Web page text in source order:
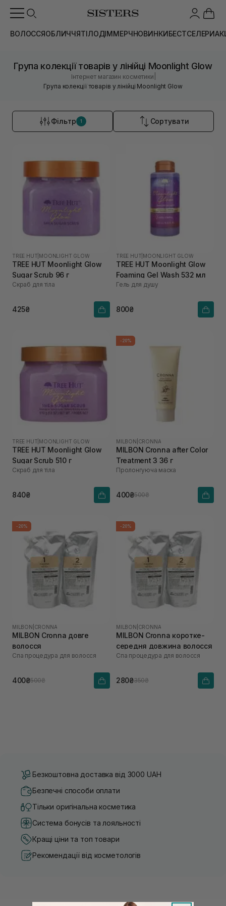
ВОЛОССЯОБЛИЧЧЯТІЛОДІММЕРЧНОВИНКИБЕСТСЕЛЕРИ
Група колекції товарів у лінійці Moonlight Glow
Інтернет магазин косметики
Група колекції товарів у лінійці Moonlight Glow
Фільтр 1 Сортувати
TREE HUT MOONLIGHT GLOW
TREE HUT Moonlight Glow
Sugar Scrub 96 г
Скраб для тіла
425₴
TREE HUT MOONLIGHT GLOW
TREE HUT Moonlight Glow
Foaming Gel Wash 532 мл
Гель для душу
800₴
TREE HUT MOONLIGHT GLOW
TREE HUT Moonlight Glow
Sugar Scrub 510 г
Скраб для тіла
840₴
-20%
MILBON CRONNA
MILBON Cronna after Color
Treatment 3 36 г
Пролонгуюча маска
400₴500₴
-20%
MILBON CRONNA
MILBON Cronna довге
волосся
Спа процедура для волосся
400₴500₴
-20%
MILBON CRONNA
MILBON Cronna коротке-
середня довжина волосся
Спа процедура для волосся
280₴350₴
Безкоштовна доставка від 3000 UAH
Безпечні способи оплати
Тільки оригінальна косметика
Система бонусів та лояльності
Кращі ціни та топ товари
Рекомендації від косметологів